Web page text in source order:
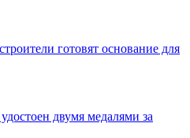
готовят основание для
двумя медалями за